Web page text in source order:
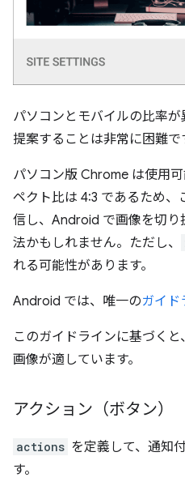
パソコンとモバイルの比率
提案することは非常に困難で
パソコン版 Chrome は使用
ペクト比は 4:3 であるため
信し、Android で画像を切
法かもしれません。ただし、
れる可能性があります。
Android では、唯一のガイド
このガイドラインに基づく
画像が適しています。
アクション（ボタン）
actions を定義して、通知
す。